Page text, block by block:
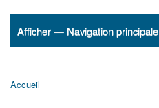
Navigation
Afficher — Navigation principale
Accueil
ActualitésMATh.en.JEANS ?
Régions et Ateliers
Créer, gérer un atelier
Sujets/Publications
Congrès
Accueil